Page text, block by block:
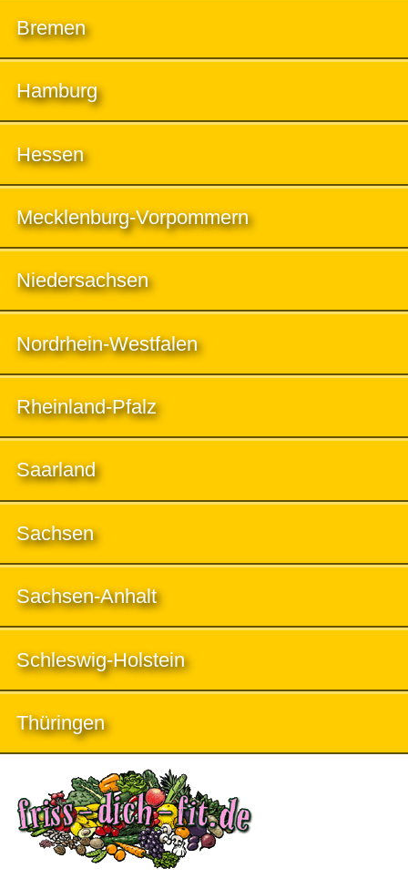
Bremen
Hamburg
Hessen
Mecklenburg-Vorpommern
Niedersachsen
Nordrhein-Westfalen
Rheinland-Pfalz
Saarland
Sachsen
Sachsen-Anhalt
Schleswig-Holstein
Thüringen